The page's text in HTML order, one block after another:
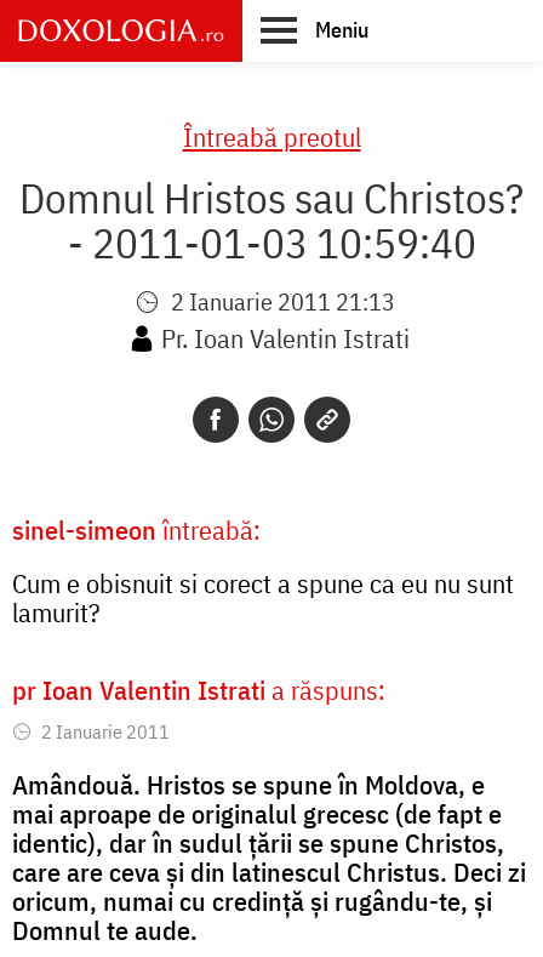
Skip
to
main
Meniu
Întreabă preotul
Domnul Hristos sau Christos?
- 2011-01-03 10:59:40
2 Ianuarie 2011 21:13
Pr. Ioan Valentin Istrati
sinel-simeonîntreabă:
Cum e obisnuit si corect a spune ca eu nu sunt
lamurit?
pr Ioan Valentin Istrati a răspuns:
2 Ianuarie 2011
Amândouă. Hristos se spune în Moldova, e
mai aproape de originalul grecesc (de fapt e
identic), dar în sudul țării se spune Christos,
care are ceva și din latinescul Christus. Deci zi
oricum, numai cu credință și rugându-te, și
Domnul te aude.